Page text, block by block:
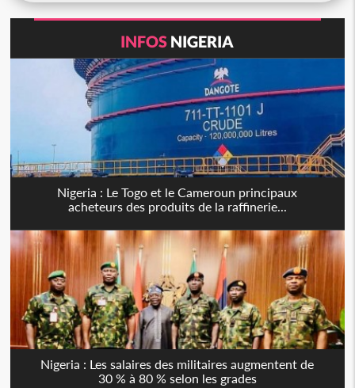
INFOS NIGERIA
Nigeria : Le Togo et le Cameroun principaux
acheteurs des produits de la raffinerie...
Nigeria : Les salaires des militaires augmentent de
30 % à 80 % selon les grades